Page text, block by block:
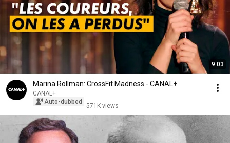
9:03
Marina Rollman: CrossFit Madness - CANAL+
CANAL+
Auto-dubbed
571K views